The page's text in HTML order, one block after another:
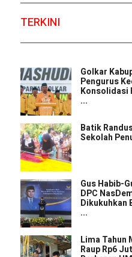
TERKINI
Golkar
Pengurus
Konsolidasi
...
Batik
Sekolah
Gus Habib-
DPC
Dikukuhkan
...
Lima Tahun
Raup Rp6